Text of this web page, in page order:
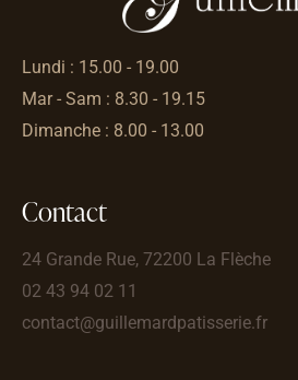
Lundi : 15.00 - 19.00
Mar - Sam : 8.30 - 19.15
Dimanche : 8.00 - 13.00
Contact
24 Grande Rue, 72200 La Flèche
02 43 94 02 11
contact@guillemardpatisserie.fr